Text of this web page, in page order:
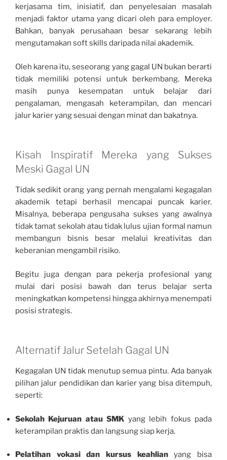
kerjasama tim, inisiatif, dan penyelesaian masalah
menjadi faktor utama yang dicari oleh para employer.
Bahkan, banyak perusahaan besar sekarang lebih
mengutamakan soft skills daripada nilai akademik.
Oleh karena itu, seseorang yang gagal UN bukan berarti
tidak memiliki potensi untuk berkembang. Mereka
masih punya kesempatan untuk belajar dari
pengalaman, mengasah keterampilan, dan mencari
jalur karier yang sesuai dengan minat dan bakatnya.
Kisah Inspiratif Mereka yang Sukses
Meski Gagal UN
Tidak sedikit orang yang pernah mengalami kegagalan
akademik tetapi berhasil mencapai puncak karier.
Misalnya, beberapa pengusaha sukses yang awalnya
tidak tamat sekolah atau tidak lulus ujian formal namun
membangun bisnis besar melalui kreativitas dan
keberanian mengambil risiko.
Begitu juga dengan para pekerja profesional yang
mulai dari posisi bawah dan terus belajar serta
meningkatkan kompetensi hingga akhirnya menempati
posisi strategis.
Alternatif Jalur Setelah Gagal UN
Kegagalan UN tidak menutup semua pintu. Ada banyak
pilihan jalur pendidikan dan karier yang bisa ditempuh,
seperti:
Sekolah Kejuruan atau SMK yang lebih fokus pada
keterampilan praktis dan langsung siap kerja.
Pelatihan vokasi dan kursus keahlianyang bisa